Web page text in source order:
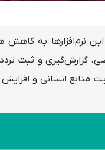
نرم‌افزارها به کاهش
گزارش‌گیری و ثبت تردد
منابع انسانی و افزایش